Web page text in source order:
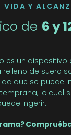
VIDA Y
de 6 y
es un
de suero
que se puede
lo cual
ingerir.